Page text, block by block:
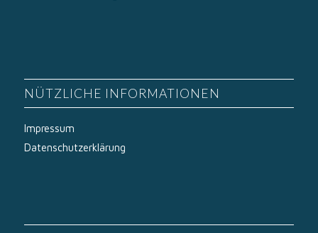
NÜTZLICHE INFORMATIONEN
Impressum
Datenschutzerklärung